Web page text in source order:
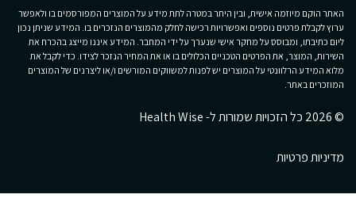
האתר הוקם מיוזמה אישית, ובין היתר במטרה לתת מידע על המוצרים המפורסמים בו ולאפשר
ערוץ לקבלת פרטים נוספים ואפשרויות רכישה לחלק מהמוצרים הנזכרים בו. המידע שניתן נכון
ליום כתיבתו, ומבוסס על מחקר אישי שנערך על ידי המחבר. המידע איננו מייצג בהכרח את
השירות, המוצר, את הפרטים הטכניים הכלולים בו או את המחיר הנזכר לצידו. כדי לקבל את
מלוא המידע הרלוונטי על המוצרים יש לפנות למשווקים המורשים ו/או ליצרנים של המוצרים
המוזכרים באתר.
© 2026 כל הזכויות שמורות ל- Health Wise
מדיניות פרטיות